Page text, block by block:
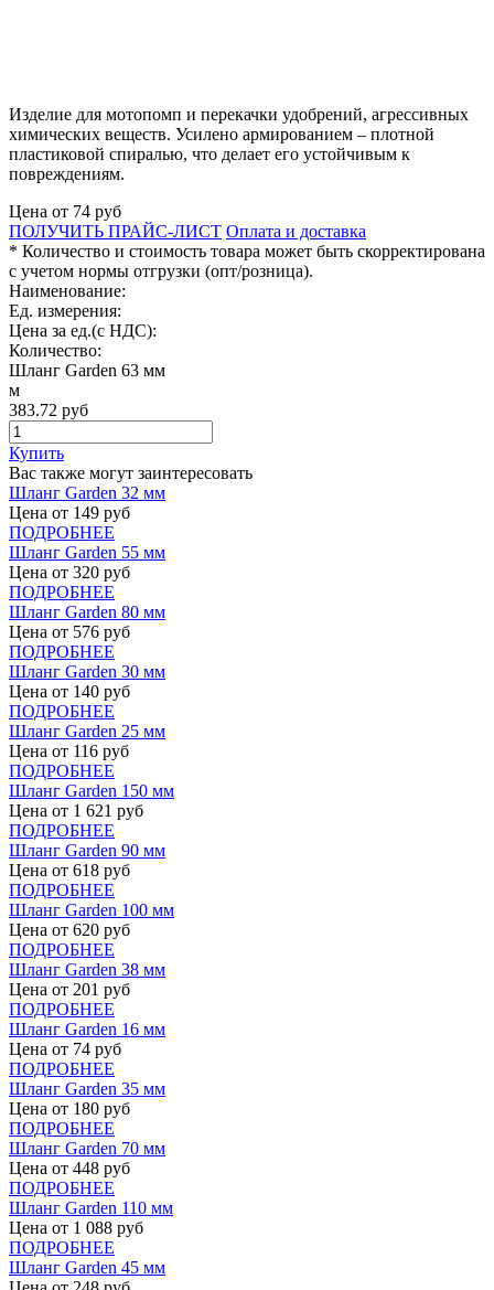
Изделие для мотопомп и перекачки удобрений, агрессивных
химических веществ. Усилено армированием – плотной
пластиковой спиралью, что делает его устойчивым к
повреждениям.
Цена от 74 руб
ПОЛУЧИТЬ ПРАЙС-ЛИСТ Оплата и доставка
* Количество и стоимость товара может быть скорректирована
с учетом нормы отгрузки (опт/розница).
Наименование:
Ед. измерения:
Цена за ед.(с НДС):
Количество:
Шланг Garden 63 мм
м
383.72 руб
Купить
Вас также могут заинтересовать
Шланг Garden 32 мм
Цена от 149 руб
ПОДРОБНЕЕ
Шланг Garden 55 мм
Цена от 320 руб
ПОДРОБНЕЕ
Шланг Garden 80 мм
Цена от 576 руб
ПОДРОБНЕЕ
Шланг Garden 30 мм
Цена от 140 руб
ПОДРОБНЕЕ
Шланг Garden 25 мм
Цена от 116 руб
ПОДРОБНЕЕ
Шланг Garden 150 мм
Цена от 1 621 руб
ПОДРОБНЕЕ
Шланг Garden 90 мм
Цена от 618 руб
ПОДРОБНЕЕ
Шланг Garden 100 мм
Цена от 620 руб
ПОДРОБНЕЕ
Шланг Garden 38 мм
Цена от 201 руб
ПОДРОБНЕЕ
Шланг Garden 16 мм
Цена от 74 руб
ПОДРОБНЕЕ
Шланг Garden 35 мм
Цена от 180 руб
ПОДРОБНЕЕ
Шланг Garden 70 мм
Цена от 448 руб
ПОДРОБНЕЕ
Шланг Garden 110 мм
Цена от 1 088 руб
ПОДРОБНЕЕ
Шланг Garden 45 мм